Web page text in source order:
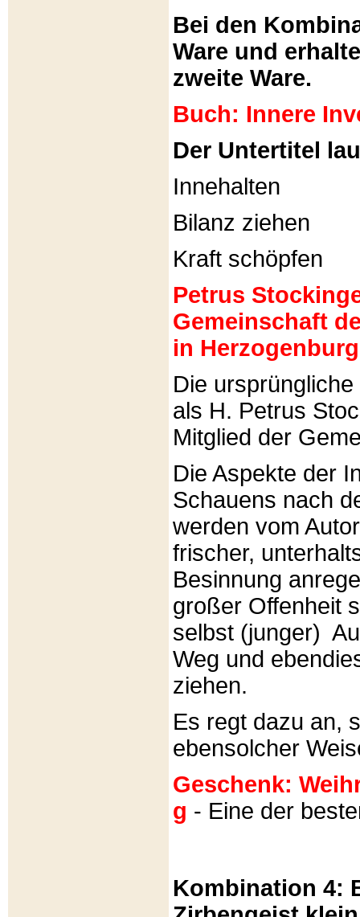
Bei den
Ware und
zweite Ware.
Buch: Innere
Der Untertitel
Innehalten
Bilanz ziehen
Kraft schöpfen
Petrus
Gemeinschaft
in
Die
als H. Petrus
Mitglied der
Die Aspekte der
Schauens nach
werden vom
frischer,
Besinnung
großer Offenheit
selbst (junger)
Weg und
ziehen.
Es regt dazu an,
ebensolcher
Geschenk:
g - Eine der
Kombination 4: